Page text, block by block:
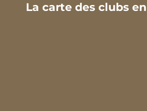
La carte des clubs